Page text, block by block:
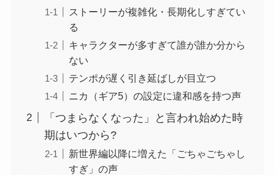
ストーリーが複雑化・長期化しすぎてい
る
キャラクターが多すぎて誰が誰か分から
ない
テンポが遅く引き延ばしが目立つ
ニカ（ギア5）の設定に違和感を持つ声
「つまらなくなった」と言われ始めた時
期はいつから?
新世界編以降に増えた「ごちゃごちゃし
すぎ」の声